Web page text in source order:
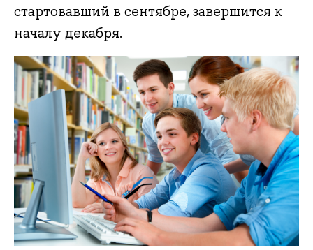
стартовавший в сентябре, завершится к
началу декабря.